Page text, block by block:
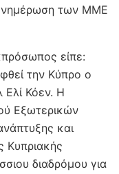
των ΜΜΕ
είπε:
την Κύπρο ο
Ελί Κόεν. Η
Εξωτερικών
και
Κυπριακής
διαδρόμου για